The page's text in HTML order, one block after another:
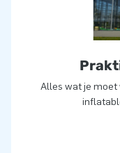
Alles wat je moet